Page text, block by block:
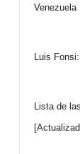
Venezuela
Luis
Lista de